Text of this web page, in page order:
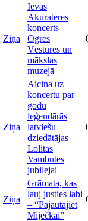
Ziņa
Ievas
Akurateres
koncerts
Ogres
Vēstures un
mākslas
muzejā
Ziņa
Aicina uz
koncertu par
godu
leģendārās
latviešu
dziedātājas
Lolitas
Vambutes
jubilejai
Ziņa
Grāmata, kas
ļauj justies labi
– “Pajautājiet
Miječkai”